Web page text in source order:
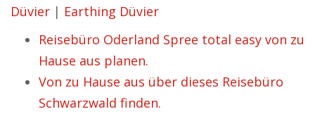
Düvier | Earthing Düvier
Reisebüro Oderland Spree total easy von zu
Hause aus planen.
Von zu Hause aus über dieses Reisebüro
Schwarzwald finden.